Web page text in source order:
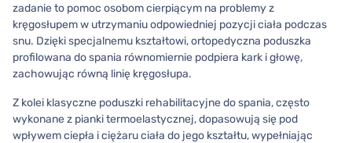
zadanie to pomoc osobom cierpiącym na problemy z
kręgosłupem w utrzymaniu odpowiedniej pozycji ciała podczas
snu. Dzięki specjalnemu kształtowi, ortopedyczna poduszka
profilowana do spania równomiernie podpiera kark i głowę,
zachowując równą linię kręgosłupa.
Z kolei klasyczne poduszki rehabilitacyjne do spania, często
wykonane z pianki termoelastycznej, dopasowują się pod
wpływem ciepła i ciężaru ciała do jego kształtu, wypełniając